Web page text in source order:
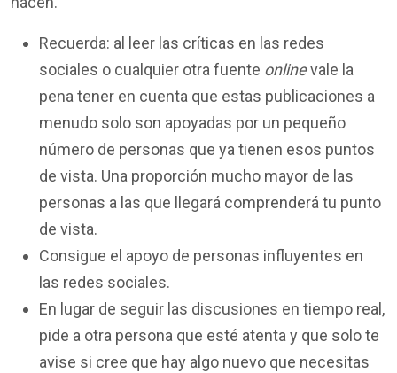
Recuerda: al leer las críticas en las redes
sociales o cualquier otra fuente onlinevale la
pena tener en cuenta que estas publicaciones a
menudo solo son apoyadas por un pequeño
número de personas que ya tienen esos puntos
de vista. Una proporción mucho mayor de las
personas a las que llegará comprenderá tu punto
de vista.
Consigue el apoyo de personas influyentes en
las redes sociales.
En lugar de seguir las discusiones en tiempo real,
pide a otra persona que esté atenta y que solo te
avise si cree que hay algo nuevo que necesitas